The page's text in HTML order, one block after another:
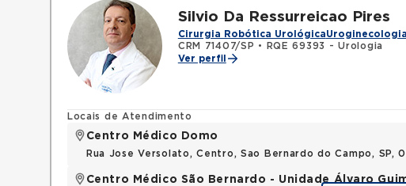
Silvio Da Ressurreicao Pires
Cirurgia Robótica UrológicaUroginecologia
CRM 71407/SP •
RQE 69393 - Urologia
Ver perfil
Locais de Atendimento
Centro Médico Domo
Rua Jose Versolato, Centro, Sao Bernardo do Campo, SP,
Centro Médico São Bernardo - Unidade Álvaro